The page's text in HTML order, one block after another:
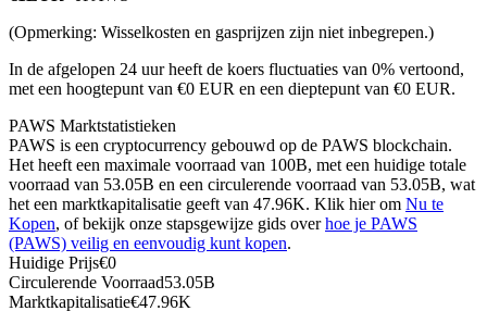
USDC-futures
Futures met USDC als onderpand
(Opmerking: Wisselkosten en gasprijzen zijn niet inbegrepen.)
In de afgelopen 24 uur heeft de koers fluctuaties van 0% vertoond,
met een hoogtepunt van €0 EUR en een dieptepunt van €0 EUR.
PAWS Marktstatistieken
PAWS is een cryptocurrency gebouwd op de PAWS blockchain.
Het heeft een maximale voorraad van 100B, met een huidige totale
voorraad van 53.05B en een circulerende voorraad van 53.05B, wat
het een marktkapitalisatie geeft van 47.96K. Klik hier om Nu te
Kopen, of bekijk onze stapsgewijze gids overhoe je PAWS
(PAWS) veilig en eenvoudig kunt kopen.
Huidige Prijs€0
Circulerende Voorraad53.05B
Marktkapitalisatie€47.96K